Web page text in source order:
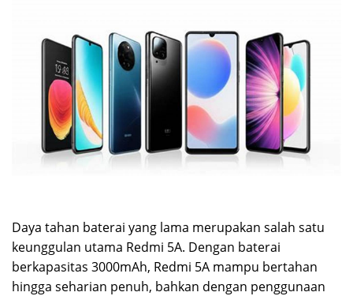
Daya tahan baterai yang lama merupakan salah satu
keunggulan utama Redmi 5A. Dengan baterai
berkapasitas 3000mAh, Redmi 5A mampu bertahan
hingga seharian penuh, bahkan dengan penggunaan